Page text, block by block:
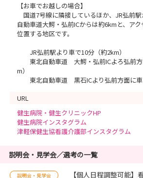
【お車でお越しの場合】
国道7号線に隣接しているほか、JR弘前
自動車道大鰐・弘前ICからは約6kmと、ア
位置する地区です。
JR弘前駅より車で10分（約2km）
東北自動車道 大鰐・弘前ICよろ弘前方
m）
東北自動車道 黒石ICより弘前方面に車
URL
健生病院・健生クリニックHP
健生病院インスタグラム
津軽保健生協看護介護部インスタグラム
説明会・見学会／選考の一覧
説明会・見学会 【個人日程調整可能】